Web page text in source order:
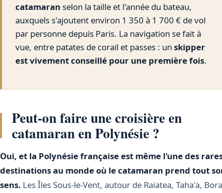
catamaran selon la taille et l'année du bateau,
auxquels s'ajoutent environ 1 350 à 1 700 € de vol
par personne depuis Paris. La navigation se fait à
vue, entre patates de corail et passes : unskipper
est vivement conseillé pour une première fois.
Peut-on faire une croisière en
catamaran en Polynésie ?
Oui, et la Polynésie française est même l'une des
destinations au monde où le catamaran prend tout
sens. Les Îles Sous-le-Vent, autour de Raiatea, Taha'a, Bora